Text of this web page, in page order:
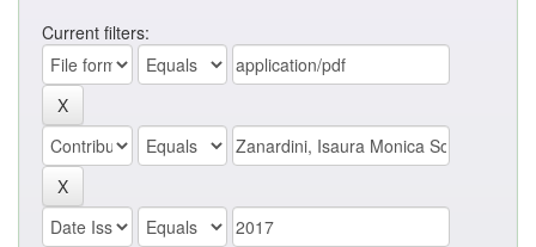
Current filters: